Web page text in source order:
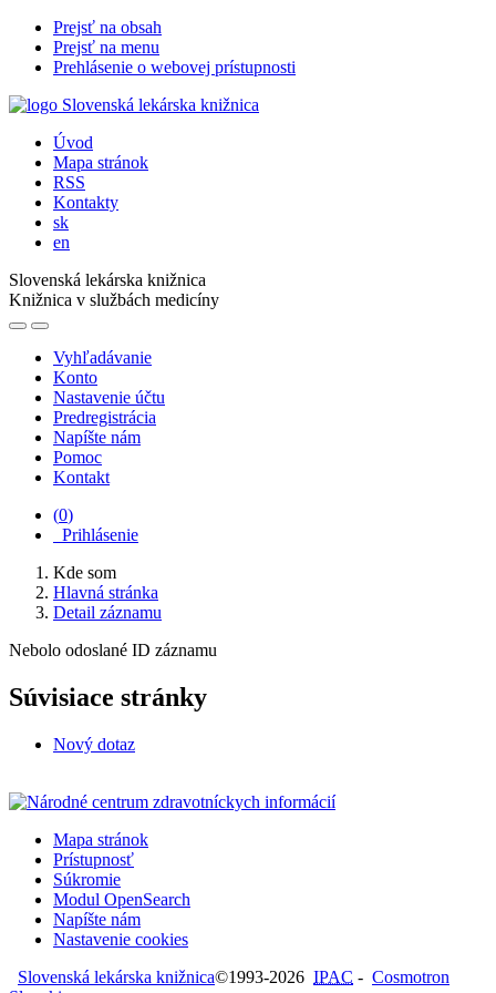
Prejsť na obsah
Prejsť na menu
Prehlásenie o webovej prístupnosti
Úvod
Mapa stránok
RSS
Kontakty
sk
en
Slovenská lekárska knižnica
Knižnica v službách medicíny
Vyhľadávanie
Konto
Nastavenie účtu
Predregistrácia
Napíšte nám
Pomoc
Kontakt
(0)
Prihlásenie
Kde som
Hlavná stránka
Detail záznamu
Nebolo odoslané ID záznamu
Súvisiace stránky
Nový dotaz
Mapa stránok
Prístupnosť
Súkromie
Modul OpenSearch
Napíšte nám
Nastavenie cookies
Slovenská lekárska knižnica©1993-2026 IPAC - Cosmotron